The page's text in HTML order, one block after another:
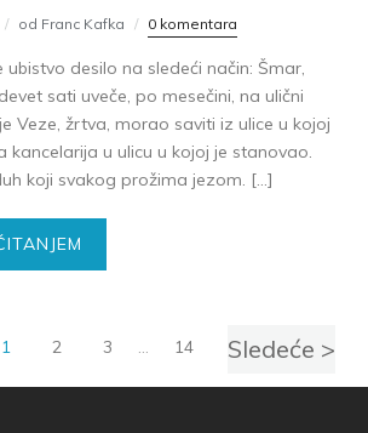
od Franc Kafka 0 komentara
desilo na sledeći način: Šmar,
sati uveče, po mesečini, na ulični
Veze, žrtva, morao saviti iz ulice u kojoj
kancelarija u ulicu u kojoj je stanovao.
koji svakog prožima jezom. […]
1 2 3 … 14 Sledeće >